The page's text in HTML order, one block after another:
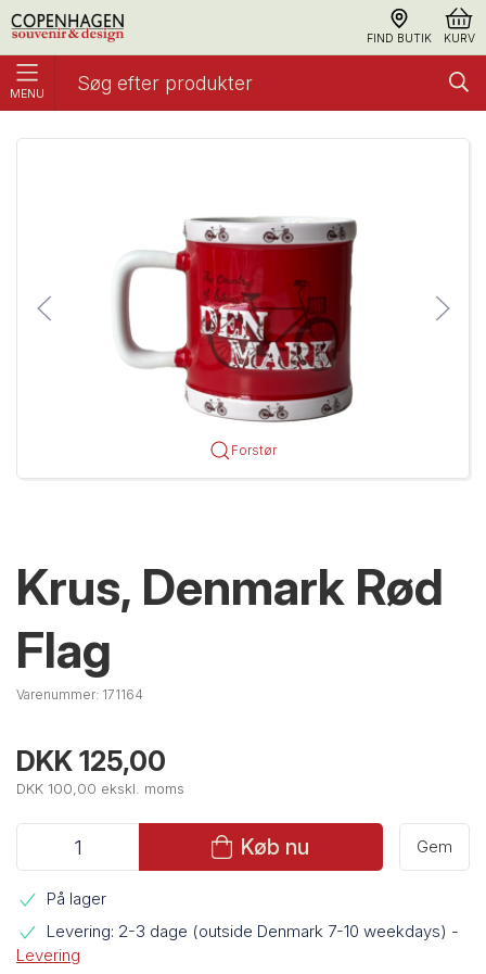
FIND BUTIK KURV
MENU
Forstør
Krus, Denmark Rød
Flag
Varenummer: 171164
DKK 125,00
DKK 100,00 ekskl. moms
Køb nu Gem
På lager
Levering: 2-3 dage (outside Denmark 7-10 weekdays) -
Levering